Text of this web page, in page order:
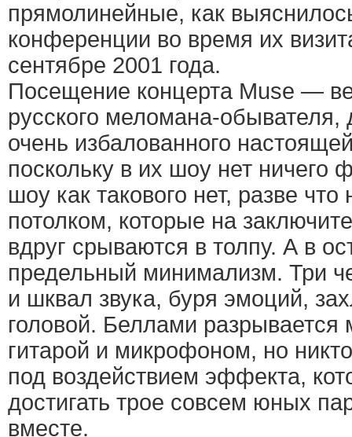
прямолинейные, как
конференции во время их
сентябре 2001 года.
Посещение концерта Muse —
русского меломана-обывателя,
очень избалованного
поскольку в их шоу нет ничего
шоу как такового нет, разве
потолком, которые на
вдруг срываются в толпу. А в
предельный минимализм. Три
и шквал звука, буря эмоций,
головой. Беллами
гитарой и микрофоном, но
под воздействием эффекта,
достигать трое совсем юных
вместе.